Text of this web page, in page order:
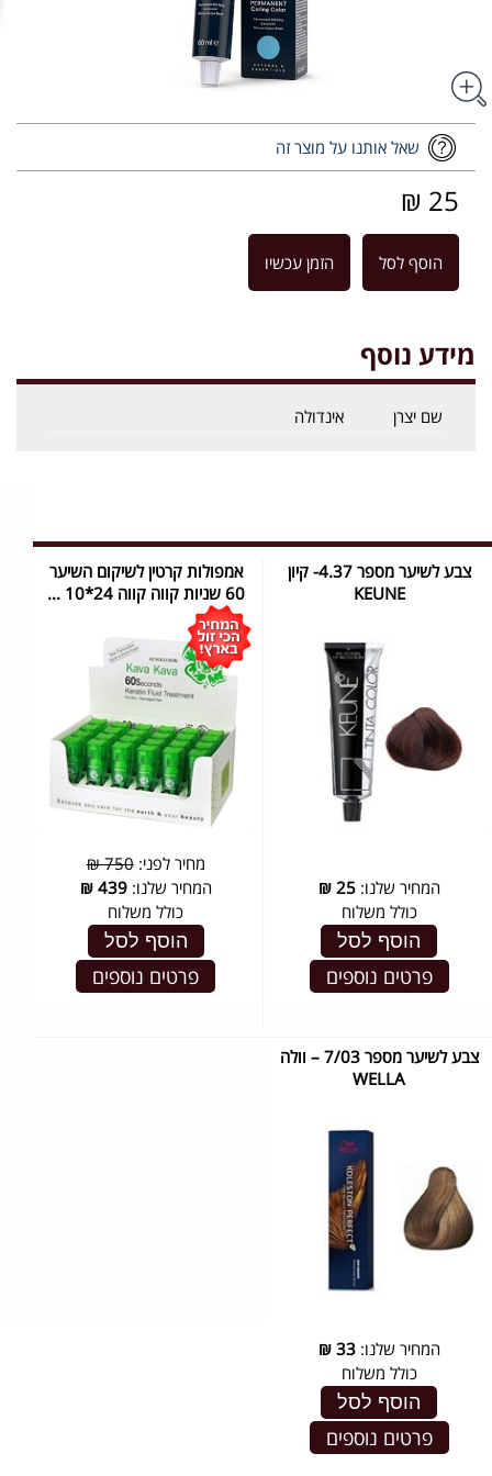
שאל אותנו על מוצר זה
25 ₪
הוסף לסל הזמן עכשיו
מידע נוסף
שם יצרן אינדולה
צבע לשיער מספר 4.37- קיון
KEUNE
המחיר שלנו:25
₪
כולל משלוח
הוסף לסל
פרטים נוספים
אמפולות קרטין לשיקום השיער
60 שניות קווה קווה 24*10 ...
מחיר לפני:750 ₪
המחיר שלנו:439
₪
כולל משלוח
הוסף לסל
פרטים נוספים
צבע לשיער מספר 7/03 – וולה
WELLA
המחיר שלנו:33
₪
כולל משלוח
הוסף לסל
פרטים נוספים